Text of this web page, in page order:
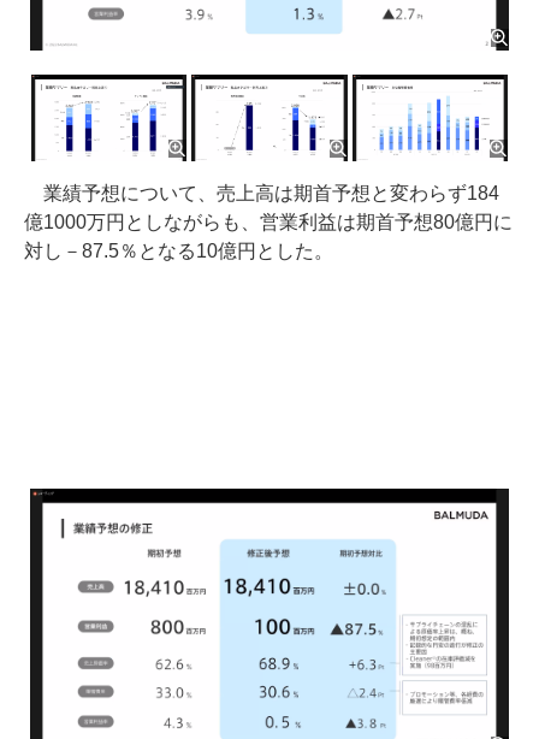
業績予想について、売上高は期首予想と変わらず184
億1000万円としながらも、営業利益は期首予想80億円に
対し－87.5％となる10億円とした。